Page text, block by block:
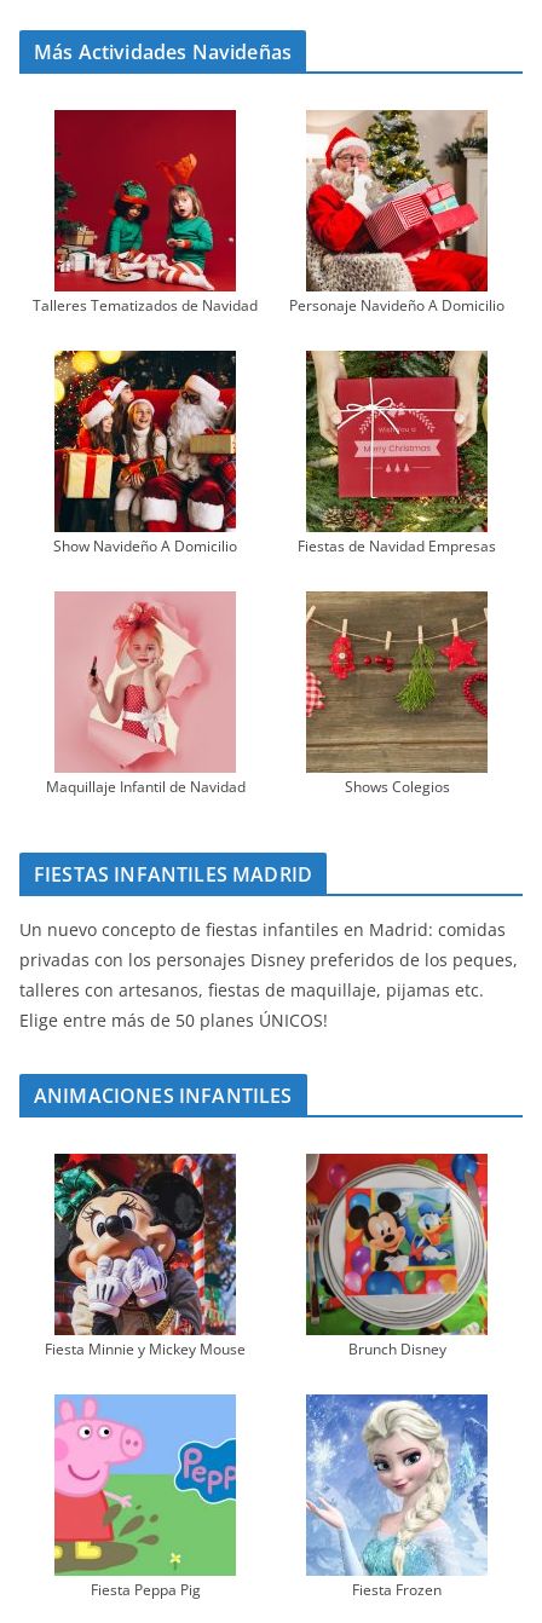
Más Actividades Navideñas
Talleres Tematizados de Navidad Personaje Navideño A Domicilio
Show Navideño A Domicilio Fiestas de Navidad Empresas
Maquillaje Infantil de Navidad Shows Colegios
FIESTAS INFANTILES MADRID
Un nuevo concepto de fiestas infantiles en Madrid: comidas
privadas con los personajes Disney preferidos de los peques,
talleres con artesanos, fiestas de maquillaje, pijamas etc.
Elige entre más de 50 planes ÚNICOS!
ANIMACIONES INFANTILES
Fiesta Minnie y Mickey Mouse Brunch Disney
Fiesta Peppa Pig Fiesta Frozen